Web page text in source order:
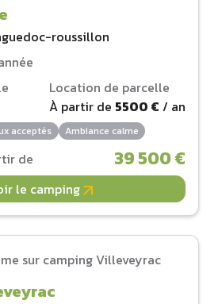
roussillon
Location de parcelle
À partir de 5500 € / an
acceptés Ambiance calme
de 39 500 €
le camping